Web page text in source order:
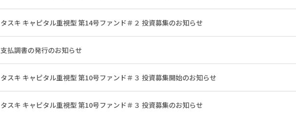
タスキ キャピタル重視型 第14号ファンド＃２ 投資募集のお知らせ
支払調書の発行のお知らせ
タスキ キャピタル重視型 第10号ファンド＃３ 投資募集開始のお知らせ
タスキ キャピタル重視型 第10号ファンド＃３ 投資募集のお知らせ